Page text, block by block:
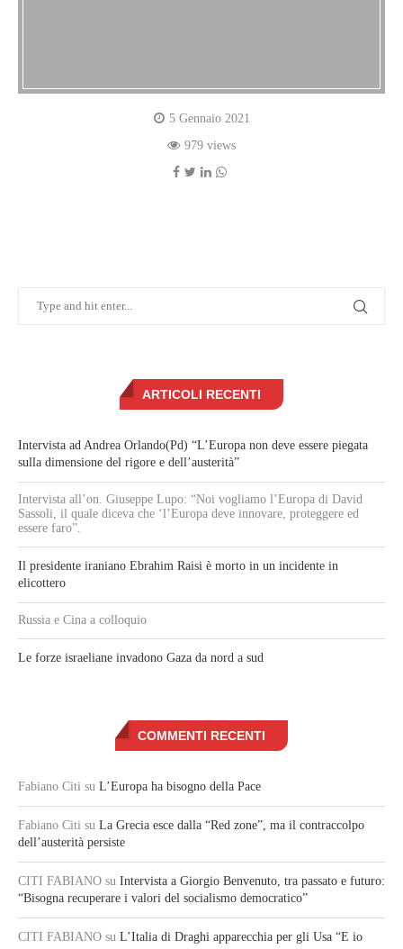
5 Gennaio 2021
979 views
ARTICOLI RECENTI
Intervista ad Andrea Orlando(Pd) “L’Europa non deve essere piegata
sulla dimensione del rigore e dell’austerità”
Intervista all’on. Giuseppe Lupo: “Noi vogliamo l’Europa di David
Sassoli, il quale diceva che ‘l’Europa deve innovare, proteggere ed
essere faro”.
Il presidente iraniano Ebrahim Raisi è morto in un incidente in
elicottero
Russia e Cina a colloquio
Le forze israeliane invadono Gaza da nord a sud
COMMENTI RECENTI
Fabiano Citi su L’Europa ha bisogno della Pace
Fabiano Citi su La Grecia esce dalla “Red zone”, ma il contraccolpo
dell’austerità persiste
CITI FABIANO su Intervista a Giorgio Benvenuto, tra passato e futuro:
“Bisogna recuperare i valori del socialismo democratico”
CITI FABIANO su L’Italia di Draghi apparecchia per gli Usa “E io